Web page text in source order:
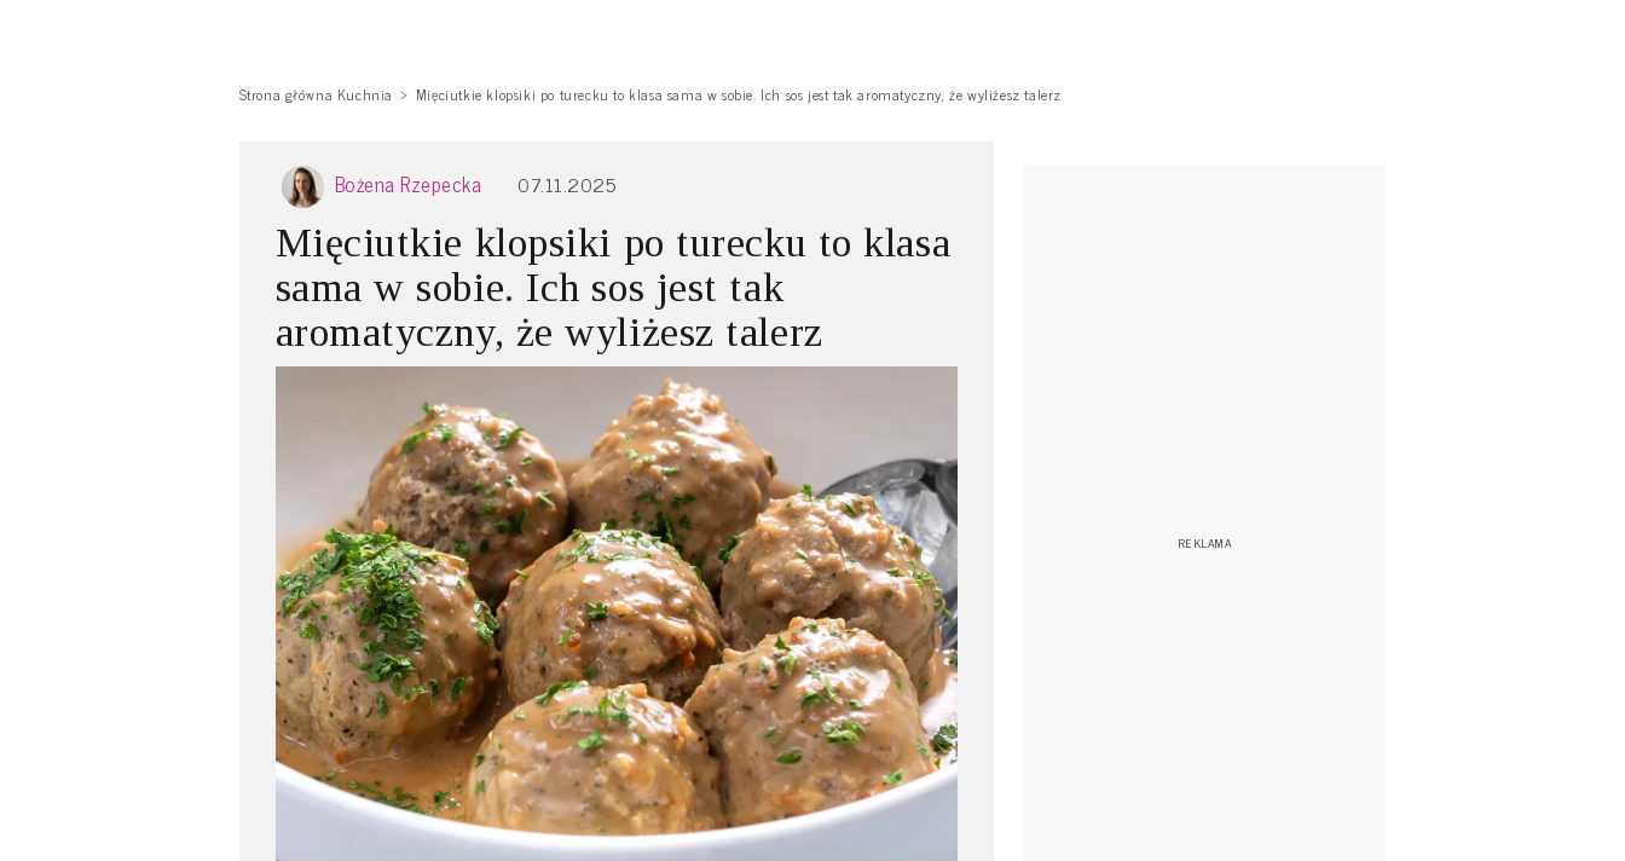
Strona główna Kuchnia Mięciutkie klopsiki po turecku to klasa sama w sobie. Ich sos jest tak aromatyczny, że wyliżesz talerz
Bożena Rzepecka 07.11.2025
Mięciutkie klopsiki po turecku to klasa
sama w sobie. Ich sos jest tak
aromatyczny, że wyliżesz talerz